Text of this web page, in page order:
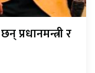
प्रधानमन्त्री र